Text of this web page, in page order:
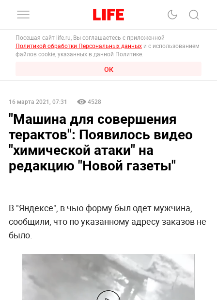
Посещая сайт life.ru, Вы соглашаетесь с приложенной
Политикой обработки Персональных данных и с использованием
файлов cookie, указанных в данной Политике.
ОК
16 марта 2021, 07:31 4528
"Машина для совершения
терактов": Появилось видео
"химической атаки" на
редакцию "Новой газеты"
В "Яндексе", в чью форму был одет мужчина,
сообщили, что по указанному адресу заказов не
было.